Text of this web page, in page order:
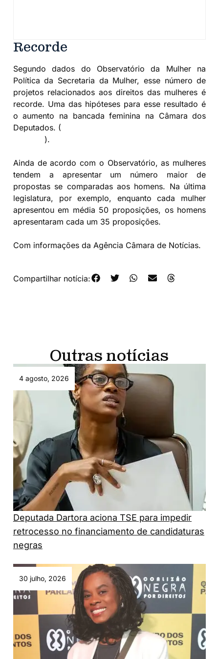
Recorde
Segundo dados do Observatório da Mulher na
Política da Secretaria da Mulher, esse número de
projetos relacionados aos direitos das mulheres é
recorde. Uma das hipóteses para esse resultado é
o aumento na bancada feminina na Câmara dos
Deputados. (
).
Ainda de acordo com o Observatório, as mulheres
tendem a apresentar um número maior de
propostas se comparadas aos homens. Na última
legislatura, por exemplo, enquanto cada mulher
apresentou em média 50 proposições, os homens
apresentaram cada um 35 proposições.
Com informações da Agência Câmara de Notícias.
Compartilhar notícia:
Outras notícias
4 agosto, 2026
Deputada Dartora aciona TSE para impedir
retrocesso no financiamento de candidaturas
negras
30 julho, 2026